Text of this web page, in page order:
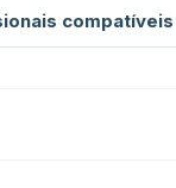
compatíveis